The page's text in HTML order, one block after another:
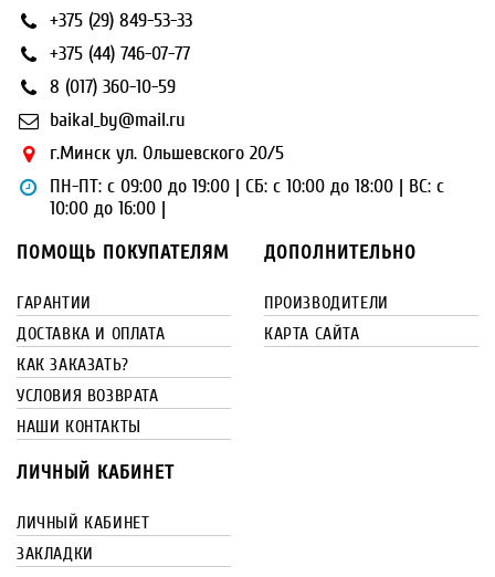
+375 (29) 849-53-33
+375 (44) 746-07-77
8 (017) 360-10-59
baikal_by@mail.ru
г.Минск ул. Ольшевского 20/5
ПН-ПТ: с 09:00 до 19:00 | СБ: с 10:00 до 18:00 | ВС: с
10:00 до 16:00 |
ПОМОЩЬ ПОКУПАТЕЛЯМ
ГАРАНТИИ
ДОСТАВКА И ОПЛАТА
КАК ЗАКАЗАТЬ?
УСЛОВИЯ ВОЗВРАТА
НАШИ КОНТАКТЫ
ДОПОЛНИТЕЛЬНО
ПРОИЗВОДИТЕЛИ
КАРТА САЙТА
ЛИЧНЫЙ КАБИНЕТ
ЛИЧНЫЙ КАБИНЕТ
ЗАКЛАДКИ